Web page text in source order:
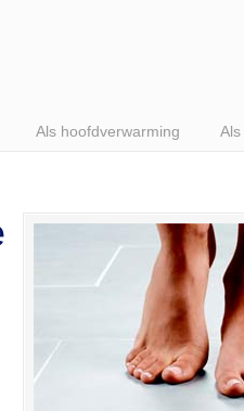
Als hoofdverwarming